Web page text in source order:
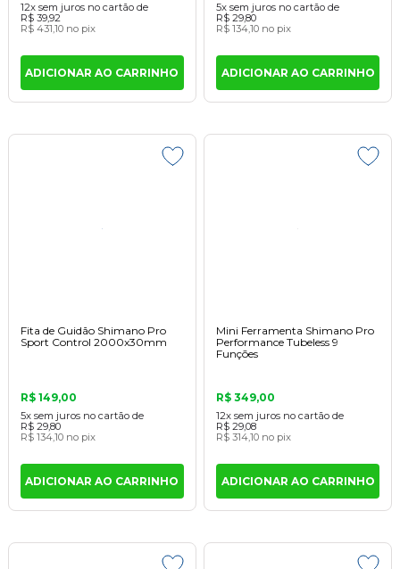
12x sem juros no cartãode
R$ 39,92
R$ 431,10 no pix
ADICIONAR AO CARRINHO
5x sem juros no cartão de
R$ 29,80
R$ 134,10 no pix
ADICIONAR AO CARRINHO
Fita de Guidão Shimano Pro
Sport Control 2000x30mm
R$ 149,00
5x sem juros no cartãode
R$ 29,80
R$ 134,10 no pix
ADICIONAR AO CARRINHO
Mini Ferramenta Shimano Pro
Performance Tubeless 9
Funções
R$ 349,00
12x sem juros no cartão de
R$ 29,08
R$ 314,10 no pix
ADICIONAR AO CARRINHO